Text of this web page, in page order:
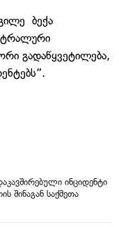
ბექა
გადაწყვეტილება,
ინციდენტი
შინაგან საქმეთა